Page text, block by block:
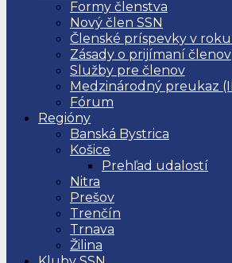
Formy členstva
Nový člen SSN
Členské príspevky v
Zásady o prijímaní členov
Služby pre členov
Medzinárodný preukaz
Fórum
Regióny
Banská Bystrica
Košice
Prehľad udalostí
Nitra
Prešov
Trenčín
Trnava
Žilina